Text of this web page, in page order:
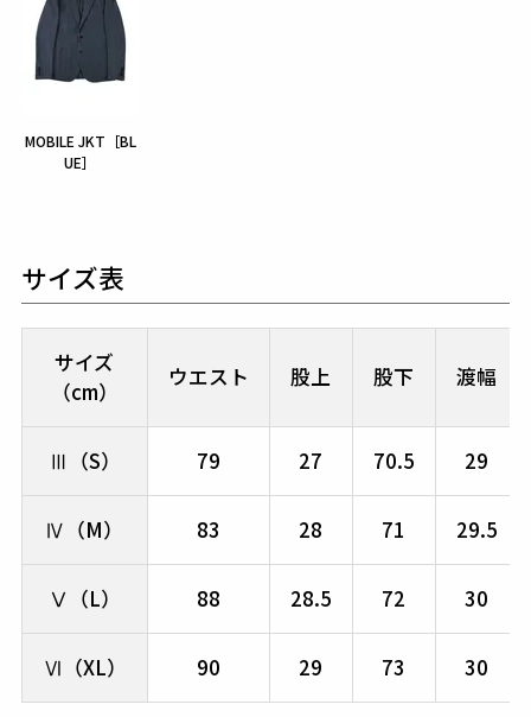
MOBILE JKT［BL
UE］
サイズ表
サイズ
（cm）
ウエスト 股上 股下 渡幅
Ⅲ（S） 79 27 70.5 29
Ⅳ（M） 83 28 71 29.5
Ⅴ（L） 88 28.5 72 30
Ⅵ（XL） 90 29 73 30